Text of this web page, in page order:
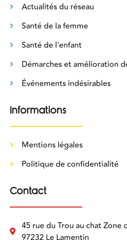
Actualités du réseau
Santé de la femme
Santé de l'enfant
Démarches et amélioration
Événements indésirables
Informations
Mentions légales
Politique de confidentialité
Contact
45 rue du Trou au chat Zone
97232 Le Lamentin